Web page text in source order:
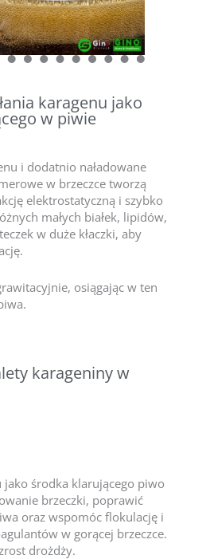
karagenu jako
w piwie
i dodatnio naładowane
w brzeczce tworzą
elektrostatyczną i szybko
małych białek, lipidów,
w duże kłaczki, aby
osiągając w ten
karageniny w
jako środka klarującego piwo
brzeczki, poprawić
oraz wspomóc flokulację i
w gorącej brzeczce.
drożdży.